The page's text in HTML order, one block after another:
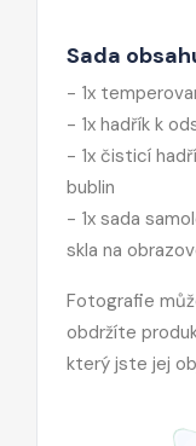
Sada
- 1x
- 1x hadřík k
- 1x čisticí
bublin
- 1x sada
skla na
Fotografie
obdržíte
který jste jej